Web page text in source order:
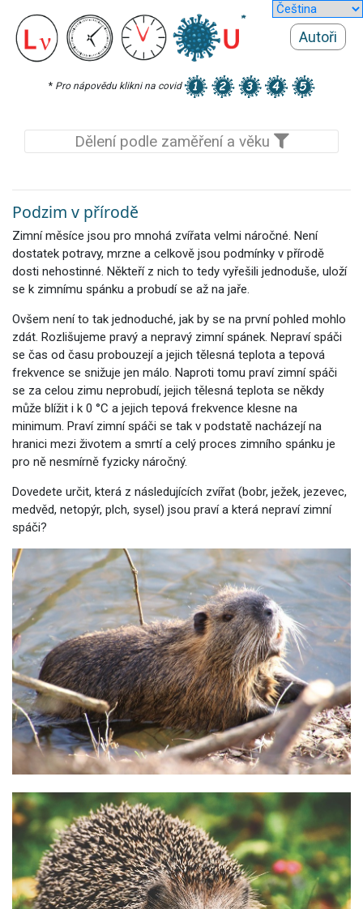
Autoři
* Pro nápovědu klikni na covid
Dělení podle zaměření a věku
Podzim v přírodě
Zimní měsíce jsou pro mnohá zvířata velmi náročné. Není
dostatek potravy, mrzne a celkově jsou podmínky v přírodě
dosti nehostinné. Někteří z nich to tedy vyřešili jednoduše, uloží
se k zimnímu spánku a probudí se až na jaře.
Ovšem není to tak jednoduché, jak by se na první pohled mohlo
zdát. Rozlišujeme pravý a nepravý zimní spánek. Nepraví spáči
se čas od času probouzejí a jejich tělesná teplota a tepová
frekvence se snižuje jen málo. Naproti tomu praví zimní spáči
se za celou zimu neprobudí, jejich tělesná teplota se někdy
může blížit i k 0 °C a jejich tepová frekvence klesne na
minimum. Praví zimní spáči se tak v podstatě nacházejí na
hranici mezi životem a smrtí a celý proces zimního spánku je
pro ně nesmírně fyzicky náročný.
Dovedete určit, která z následujících zvířat (bobr, ježek, jezevec,
medvěd, netopýr, plch, sysel) jsou praví a která nepraví zimní
spáči?